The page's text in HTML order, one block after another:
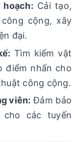
Cải tạo,
cộng, xây
đại.
Tìm kiếm vật
điểm nhấn cho
công cộng.
viên: Đảm bảo
cho các tuyến